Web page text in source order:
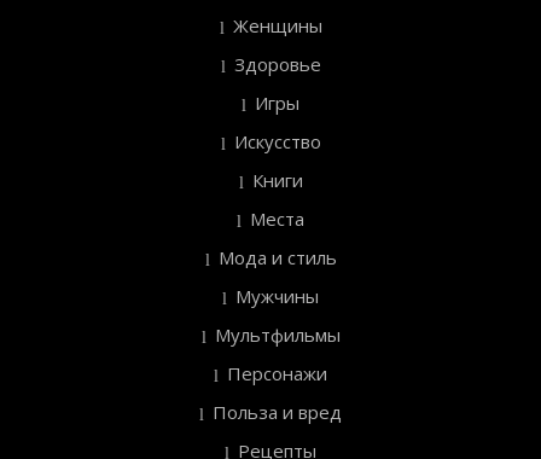
Женщины
Здоровье
Игры
Искусство
Книги
Места
Мода и стиль
Мужчины
Мультфильмы
Персонажи
Польза и вред
Рецепты